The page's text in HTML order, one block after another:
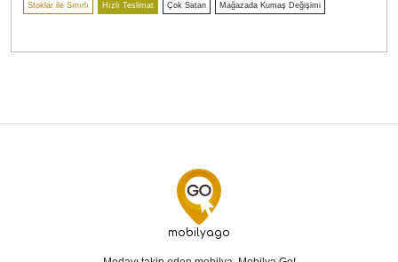
Stoklar ile Sınırlı Hızlı Teslimat Çok Satan Mağazada Kumaş Değişimi
mobilyago